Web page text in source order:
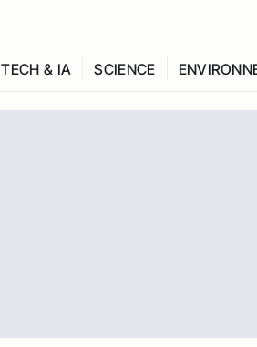
TECH & IA SCIENCE